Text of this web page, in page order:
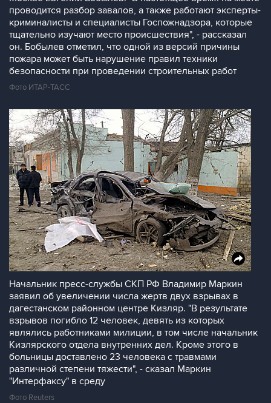
проводится разбор завалов, а также работают эксперты-
криминалисты и специалисты Госпожнадзора, которые
тщательно изучают место происшествия", - рассказал
он. Бобылев отметил, что одной из версий причины
пожара может быть нарушение правил техники
безопасности при проведении строительных работ
Фото ИТАР-ТАСС
Начальник пресс-службы СКП РФ Владимир Маркин
заявил об увеличении числа жертв двух взрывах в
дагестанском районном центре Кизляр. "В результате
взрывов погибло 12 человек, девять из которых
являлись работниками милиции, в том числе начальник
Кизлярского отдела внутренних дел. Кроме этого в
больницы доставлено 23 человека с травмами
различной степени тяжести", - сказал Маркин
"Интерфаксу" в среду
Фото Reuters